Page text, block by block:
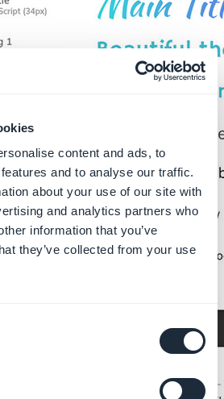
content and ads, to
and to analyse our traffic.
about your use of our site with
and analytics partners who
information that you’ve
they’ve collected from your use